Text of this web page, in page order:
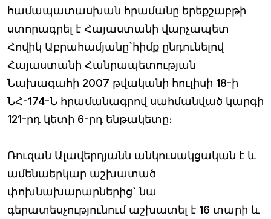
համապատասխան հրամանը երեքշաբթի
ստորագրել է Հայաստանի վարչապետ
Հովիկ Աբրահամյանը`հիմք ընդունելով
Հայաստանի Հանրապետության
Նախագահի 2007 թվականի հուլիսի 18-ի
ՆՀ-174-Ն հրամանագրով սահմանված կարգի
121-րդ կետի 6-րդ ենթակետը։
Ռուզան Ալավերդյանն անկուսակցական է և
ամենաերկար աշխատած
փոխնախարարներից` նա
գերատեսչությունում աշխատել է 16 տարի և